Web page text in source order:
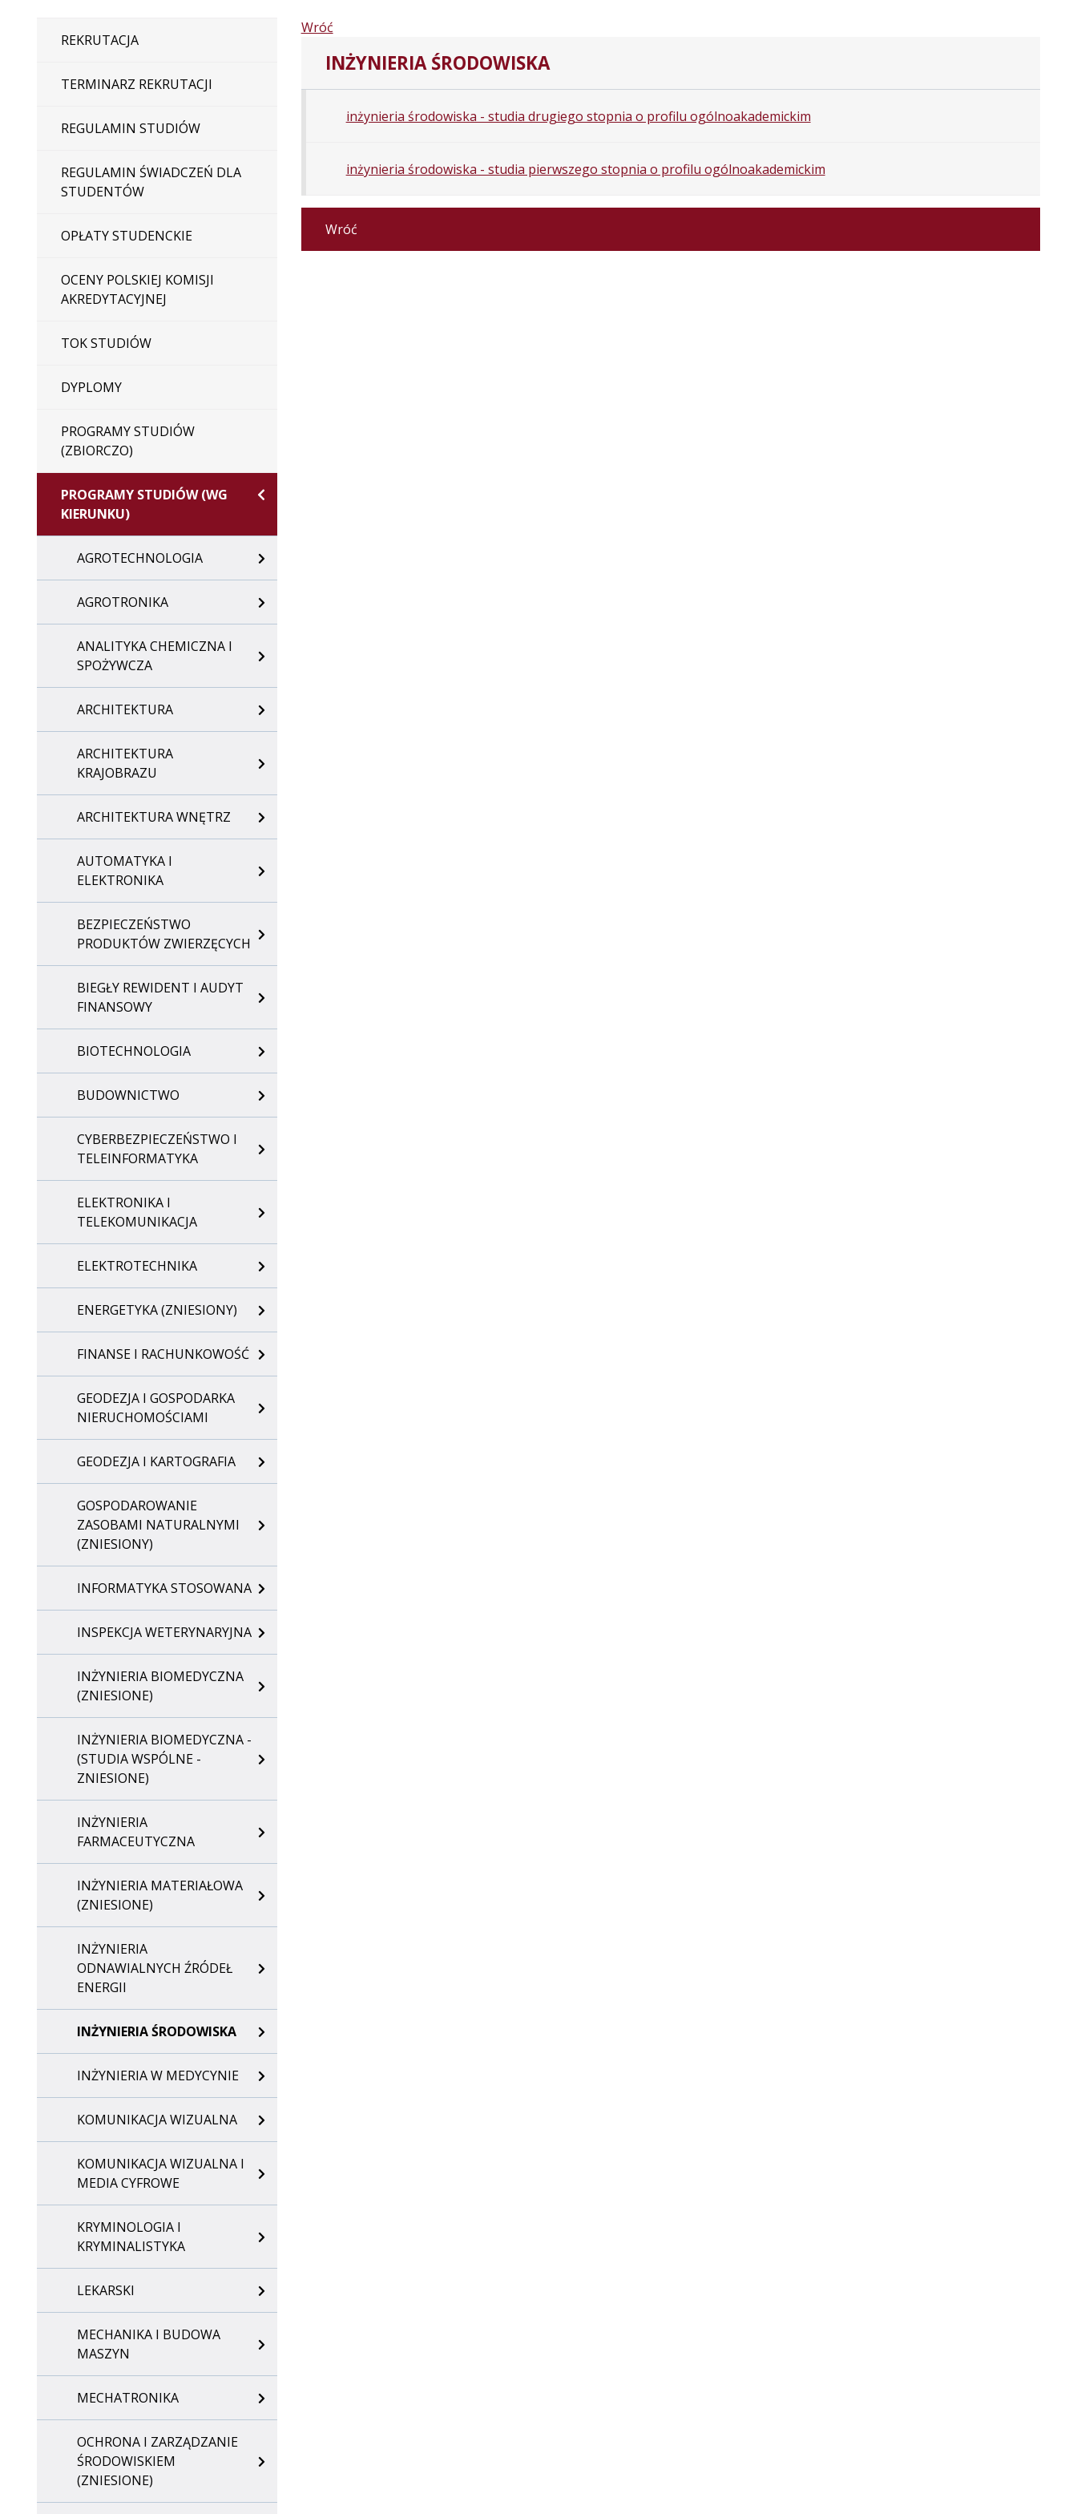
REKRUTACJA
TERMINARZ REKRUTACJI
REGULAMIN STUDIÓW
REGULAMIN ŚWIADCZEŃ DLA
STUDENTÓW
OPŁATY STUDENCKIE
OCENY POLSKIEJ KOMISJI
AKREDYTACYJNEJ
TOK STUDIÓW
DYPLOMY
PROGRAMY STUDIÓW
(ZBIORCZO)
PROGRAMY STUDIÓW (WG
KIERUNKU)
AGROTECHNOLOGIA
AGROTRONIKA
ANALITYKA CHEMICZNA I
SPOŻYWCZA
ARCHITEKTURA
ARCHITEKTURA
KRAJOBRAZU
ARCHITEKTURA WNĘTRZ
AUTOMATYKA I
ELEKTRONIKA
BEZPIECZEŃSTWO
PRODUKTÓW ZWIERZĘCYCH
BIEGŁY REWIDENT I AUDYT
FINANSOWY
BIOTECHNOLOGIA
BUDOWNICTWO
CYBERBEZPIECZEŃSTWO I
TELEINFORMATYKA
ELEKTRONIKA I
TELEKOMUNIKACJA
ELEKTROTECHNIKA
ENERGETYKA (ZNIESIONY)
FINANSE I RACHUNKOWOŚĆ
GEODEZJA I GOSPODARKA
NIERUCHOMOŚCIAMI
GEODEZJA I KARTOGRAFIA
GOSPODAROWANIE
ZASOBAMI NATURALNYMI
(ZNIESIONY)
INFORMATYKA STOSOWANA
INSPEKCJA WETERYNARYJNA
INŻYNIERIA BIOMEDYCZNA
(ZNIESIONE)
INŻYNIERIA BIOMEDYCZNA -
(STUDIA WSPÓLNE -
ZNIESIONE)
INŻYNIERIA
FARMACEUTYCZNA
INŻYNIERIA MATERIAŁOWA
(ZNIESIONE)
INŻYNIERIA
ODNAWIALNYCH ŹRÓDEŁ
ENERGII
INŻYNIERIA ŚRODOWISKA
INŻYNIERIA W MEDYCYNIE
KOMUNIKACJA WIZUALNA
KOMUNIKACJA WIZUALNA I
MEDIA CYFROWE
KRYMINOLOGIA I
KRYMINALISTYKA
LEKARSKI
MECHANIKA I BUDOWA
MASZYN
MECHATRONIKA
OCHRONA I ZARZĄDZANIE
ŚRODOWISKIEM
(ZNIESIONE)
Wróć
INŻYNIERIA ŚRODOWISKA
inżynieria środowiska - studia drugiego stopnia o profilu ogólnoakademickim
inżynieria środowiska - studia pierwszego stopnia o profilu ogólnoakademickim
Wróć